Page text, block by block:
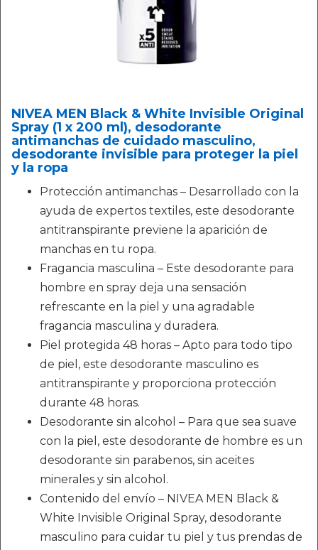
NIVEA MEN Black & White Invisible Original
Spray (1 x 200 ml), desodorante
antimanchas de cuidado masculino,
desodorante invisible para proteger la piel
y la ropa
Protección antimanchas – Desarrollado con la
ayuda de expertos textiles, este desodorante
antitranspirante previene la aparición de
manchas en tu ropa.
Fragancia masculina – Este desodorante para
hombre en spray deja una sensación
refrescante en la piel y una agradable
fragancia masculina y duradera.
Piel protegida 48 horas – Apto para todo tipo
de piel, este desodorante masculino es
antitranspirante y proporciona protección
durante 48 horas.
Desodorante sin alcohol – Para que sea suave
con la piel, este desodorante de hombre es un
desodorante sin parabenos, sin aceites
minerales y sin alcohol.
Contenido del envío – NIVEA MEN Black &
White Invisible Original Spray, desodorante
masculino para cuidar tu piel y tus prendas de